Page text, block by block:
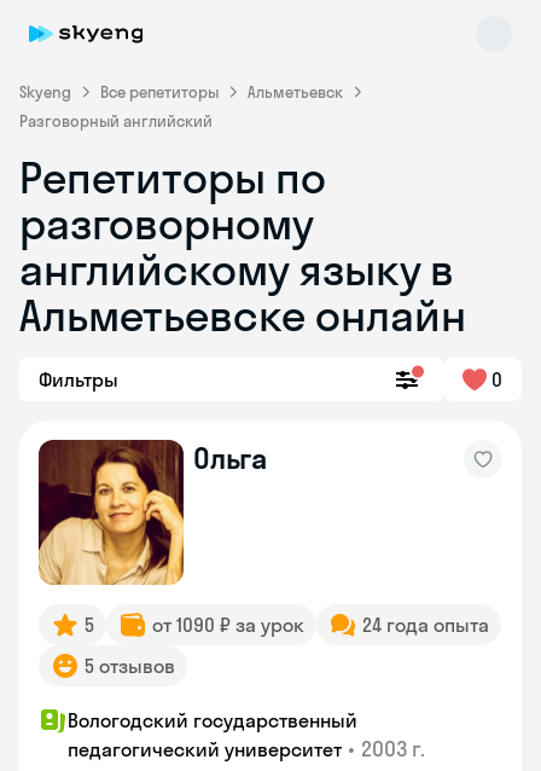
Skyeng Все репетиторы
Альметьевск
Разговорный английский
Репетиторы по
разговорному
английскому языку в
Альметьевске онлайн
Фильтры 0
Ольга
5 от 1090 ₽ за урок
24 года опыта
5 отзывов
Вологодский государственный
педагогический университет • 2003 г.
Skyeng Chat